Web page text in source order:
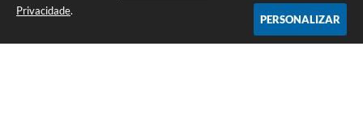
Privacidade.
PERSONALIZAR